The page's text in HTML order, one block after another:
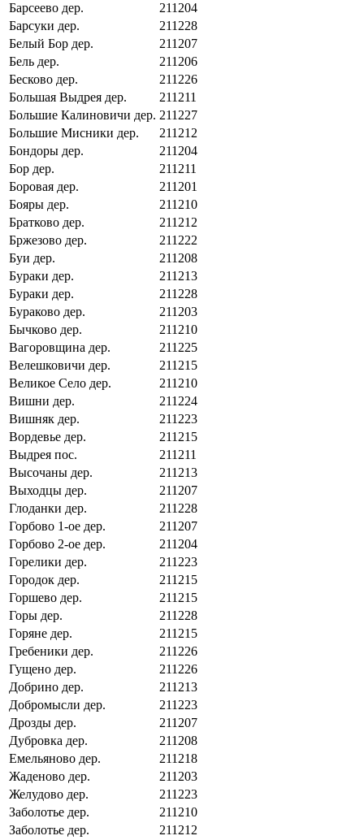
Барсеево дер.
211204
Барсуки дер.
211228
Белый Бор дер.
211207
Бель дер.
211206
Бесково дер.
211226
Большая Выдрея дер.
211211
Большие Калиновичи дер. 211227
Большие Мисники дер.
211212
Бондоры дер.
211204
Бор дер.
211211
Боровая дер.
211201
Бояры дер.
211210
Братково дер.
211212
Бржезово дер.
211222
Буи дер.
211208
Бураки дер.
211213
Бураки дер.
211228
Бураково дер.
211203
Бычково дер.
211210
Вагоровщина дер.
211225
Велешковичи дер.
211215
Великое Село дер.
211210
Вишни дер.
211224
Вишняк дер.
211223
Вордевье дер.
211215
Выдрея пос.
211211
Высочаны дер.
211213
Выходцы дер.
211207
Глоданки дер.
211228
Горбово 1-ое дер.
211207
Горбово 2-ое дер.
211204
Горелики дер.
211223
Городок дер.
211215
Горшево дер.
211215
Горы дер.
211228
Горяне дер.
211215
Гребеники дер.
211226
Гущено дер.
211226
Добрино дер.
211213
Добромысли дер.
211223
Дрозды дер.
211207
Дубровка дер.
211208
Емельяново дер.
211218
Жаденово дер.
211203
Желудово дер.
211223
Заболотье дер.
211210
Заболотье дер.
211212